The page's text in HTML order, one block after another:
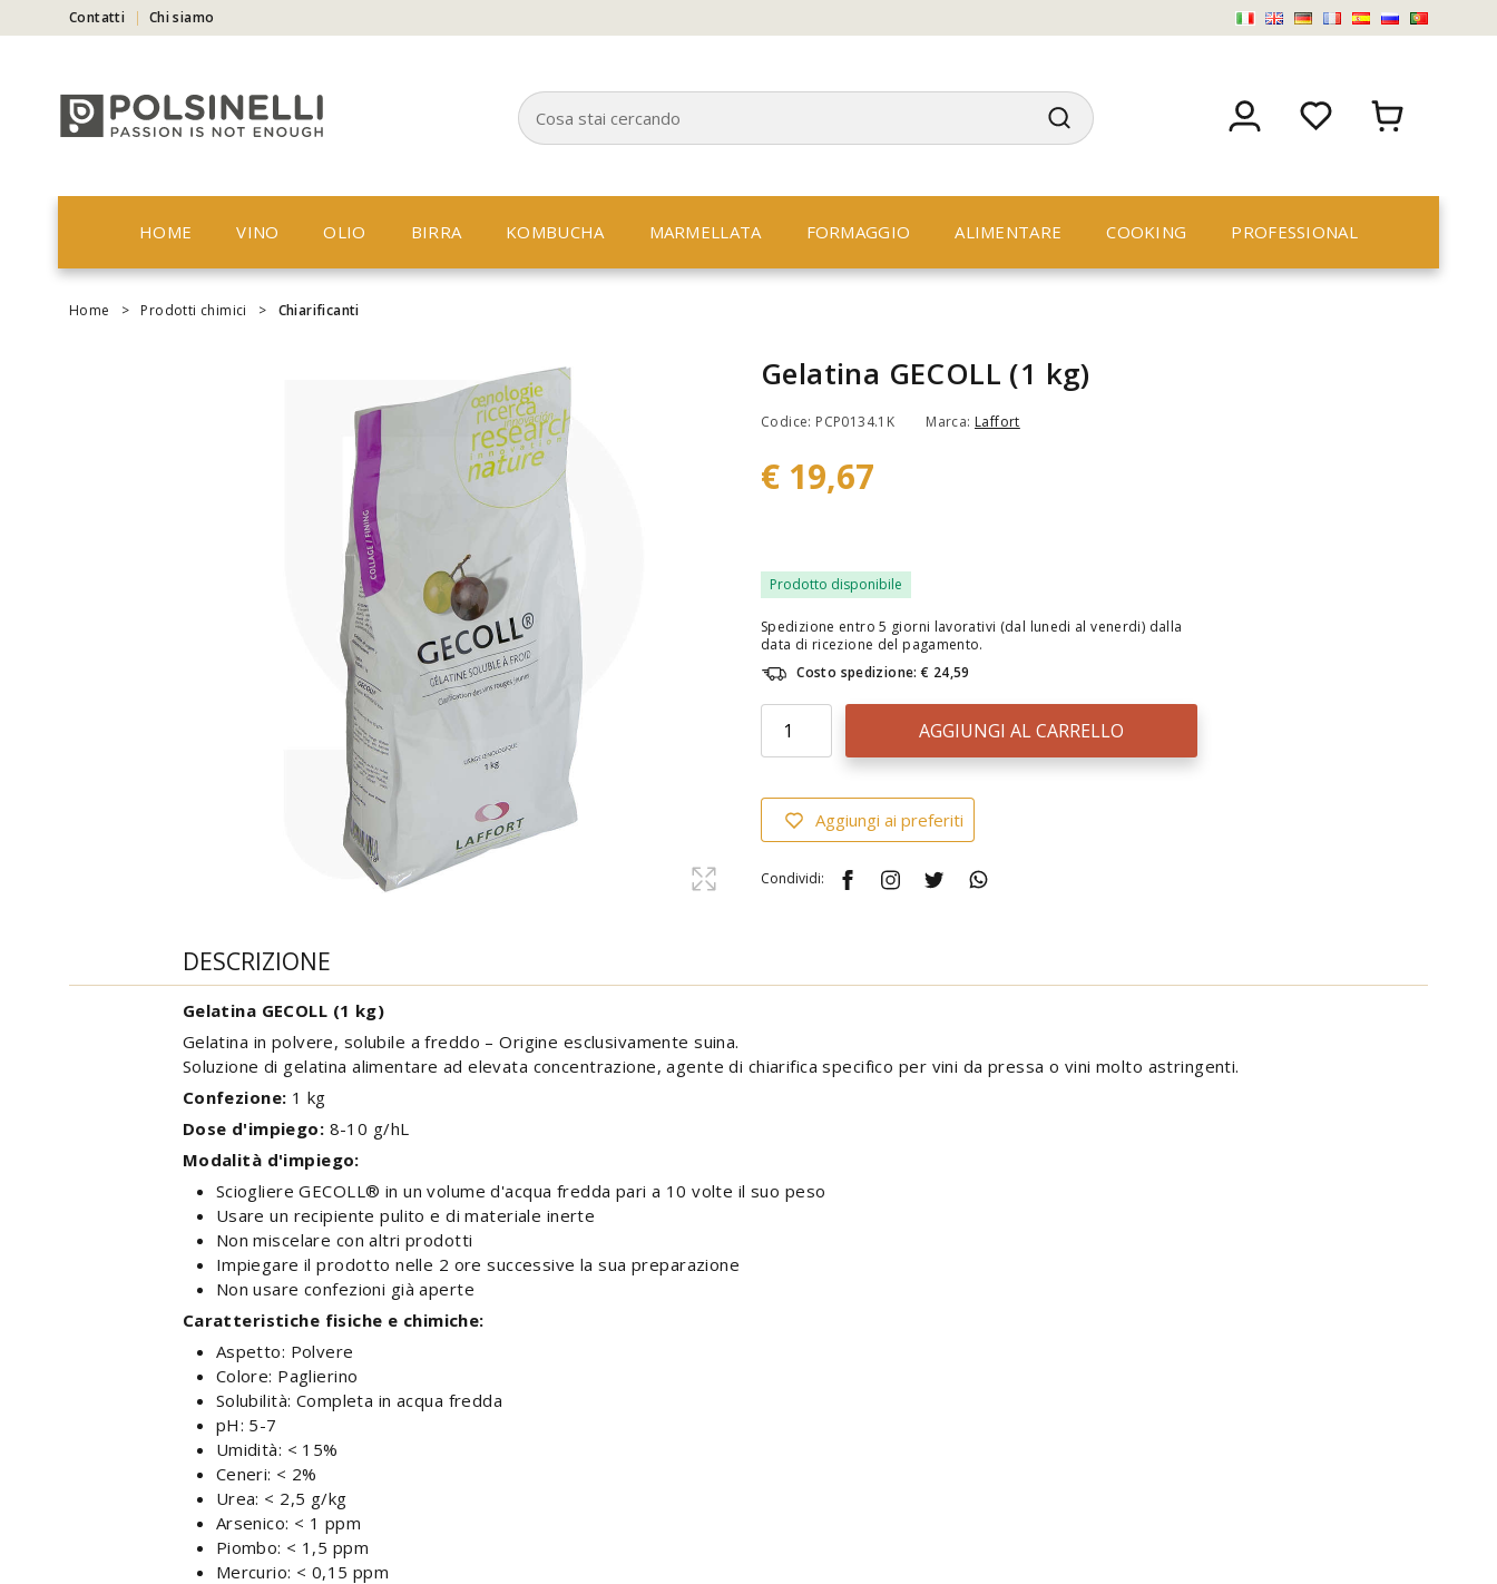
Contatti Chi siamo
HOME VINO OLIO BIRRA KOMBUCHA MARMELLATA FORMAGGIO ALIMENTARE COOKING PROFESSIONAL
Home > Prodotti chimici > Chiarificanti
Gelatina GECOLL (1 kg)
Codice: PCP0134.1K Marca: Laffort
€ 19,67
Prodotto disponibile
Spedizione entro 5 giorni lavorativi (dal lunedi al venerdi) dalla
data di ricezione del pagamento.
Costo spedizione: € 24,59
AGGIUNGI AL CARRELLO
Aggiungi ai preferiti
Condividi:
DESCRIZIONE
Gelatina GECOLL (1 kg)
Gelatina in polvere, solubile a freddo – Origine esclusivamente suina.
Soluzione di gelatina alimentare ad elevata concentrazione, agente di chiarifica specifico per vini da pressa o vini molto astringenti.
Confezione: 1 kg
Dose d'impiego: 8-10 g/hL
Modalità d'impiego:
Sciogliere GECOLL® in un volume d'acqua fredda pari a 10 volte il suo peso
Usare un recipiente pulito e di materiale inerte
Non miscelare con altri prodotti
Impiegare il prodotto nelle 2 ore successive la sua preparazione
Non usare confezioni già aperte
Caratteristiche fisiche e chimiche:
Aspetto: Polvere
Colore: Paglierino
Solubilità: Completa in acqua fredda
pH: 5-7
Umidità: < 15%
Ceneri: < 2%
Urea: < 2,5 g/kg
Arsenico: < 1 ppm
Piombo: < 1,5 ppm
Mercurio: < 0,15 ppm